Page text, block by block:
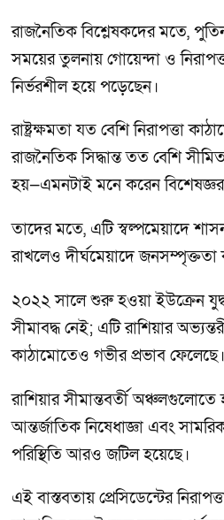
রাজনৈতিক বিশ্লেষকদের মতে,
সময়ের তুলনায় গোয়েন্দা ও
নির্ভরশীল হয়ে পড়েছেন।
রাষ্ট্রক্ষমতা যত বেশি নিরাপত্তা
রাজনৈতিক সিদ্ধান্ত তত বেশি
হয়—এমনটাই মনে করেন
তাদের মতে, এটি স্বল্পমেয়াদে
রাখলেও দীর্ঘমেয়াদে জনসম্পৃক্ততা
২০২২ সালে শুরু হওয়া ইউক্রেন
সীমাবদ্ধ নেই; এটি রাশিয়ার
কাঠামোতেও গভীর প্রভাব ফেলেছে।
রাশিয়ার সীমান্তবর্তী অঞ্চলগুলোতে
আন্তর্জাতিক নিষেধাজ্ঞা এবং
পরিস্থিতি আরও জটিল হয়েছে।
এই বাস্তবতায় প্রেসিডেন্টের